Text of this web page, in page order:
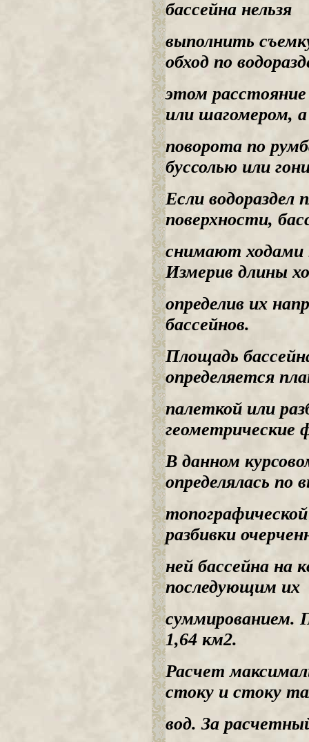
бассейна нельзя
выполнить
обход по
этом
или шагомером,
поворота по
буссолью или
Если водораздел
поверхности,
снимают ходами
Измерив длины
определив их
бассейнов.
Площадь
определяется
палеткой или
геометрические
В данном
определялась по
разбивки
ней бассейна на
последующим их
суммированием.
1,64 км2.
Расчет
стоку и стоку
вод. За